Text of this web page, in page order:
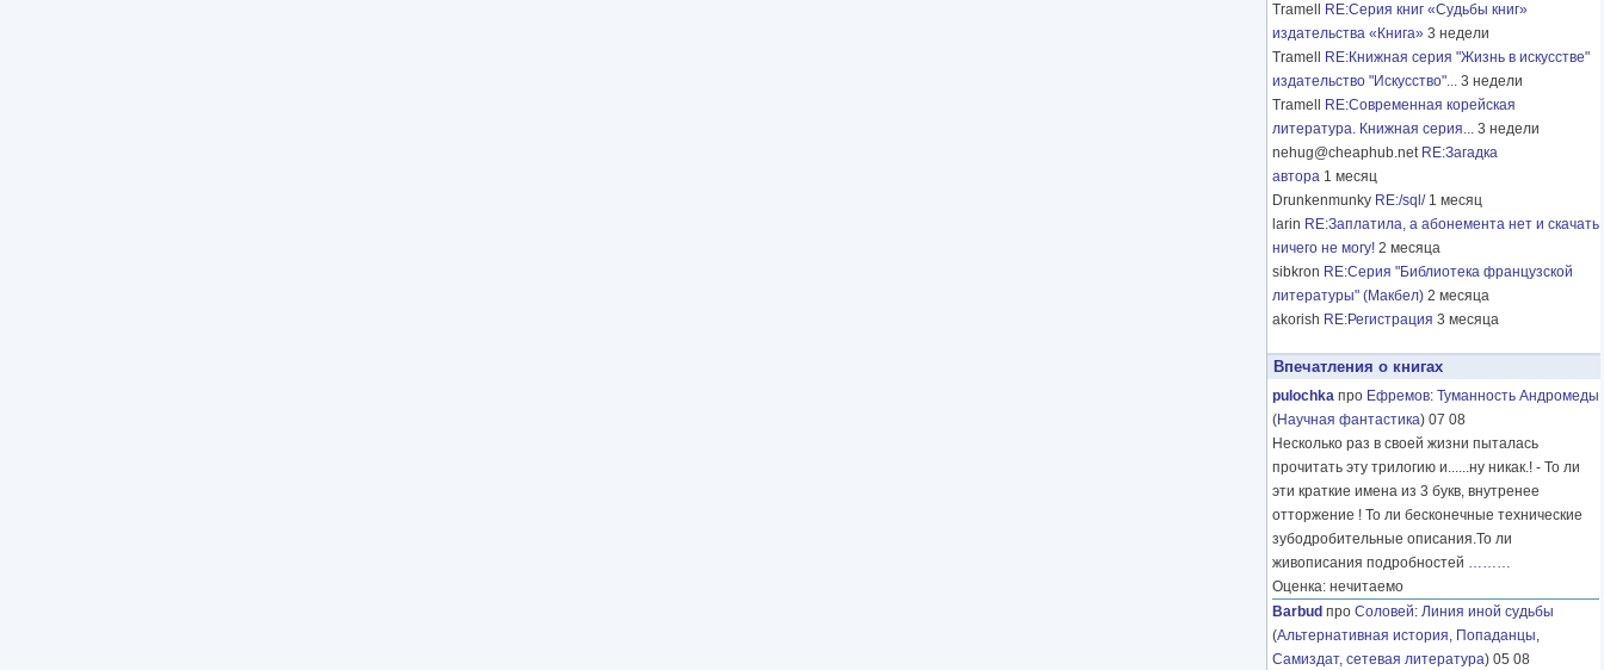
Tramell
RE:Серия книг «Судьбы книг»
издательства «Книга» 3 недели
Tramell
RE:Книжная серия "Жизнь в искусстве"
издательство "Искусство"... 3 недели
Tramell
RE:Современная корейская
литература. Книжная серия... 3 недели
nehug@cheaphub.net RE:Загадка
автора 1 месяц
Drunkenmunky RE:/sql/ 1 месяц
larin RE:Заплатила, а абонемента нет и скачать
ничего не могу! 2 месяца
sibkron RE:Серия "Библиотека французской
литературы" (Макбел) 2 месяца
akorish RE:Регистрация 3 месяца
Впечатления о книгах
pulochka про Ефремов: Туманность Андромеды
(Научная фантастика) 07 08
Несколько раз в своей жизни пыталась
прочитать эту трилогию и......ну никак.! - То ли
эти краткие имена из 3 букв, внутренее
отторжение ! То ли бесконечные технические
зубодробительные описания.То ли
живописания подробностей ………
Оценка: нечитаемо
Barbud про Соловей: Линия иной судьбы
(Альтернативная история, Попаданцы,
Самиздат, сетевая литература) 05 08